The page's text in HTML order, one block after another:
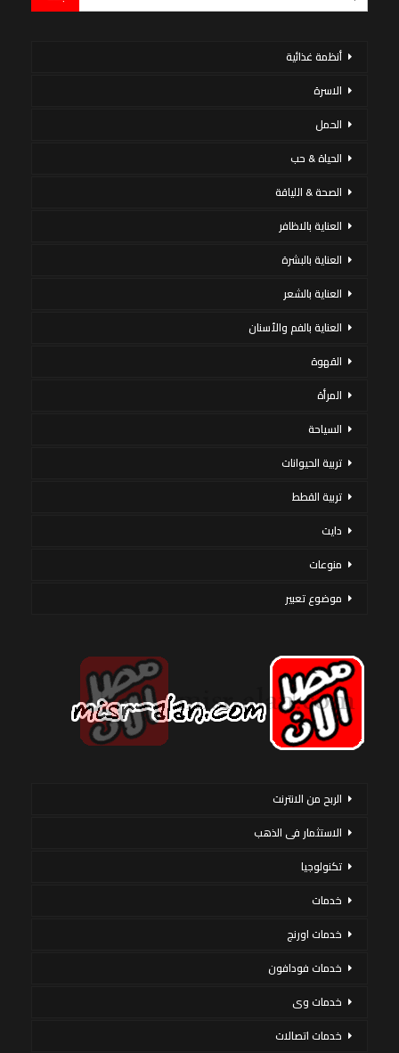
أنظمة غذائية
الاسرة
الحمل
الحياة & حب
الصحة & اللياقة
العناية بالاظافر
العناية بالبشرة
العناية بالشعر
العناية بالفم والأسنان
القهوة
المرأة
السياحة
تربية الحيوانات
تربية القطط
دايت
منوعات
موضوع تعبير
الربح من الانترنت
الاستثمار فى الذهب
تكنولوجيا
خدمات
خدمات اورنج
خدمات فودافون
خدمات وى
خدمات اتصالات